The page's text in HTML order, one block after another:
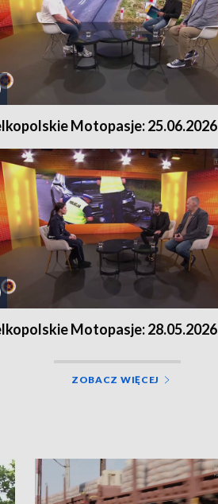
Motopasje: 25.06.2026
Motopasje: 28.05.2026
ZOBACZ WIĘCEJ